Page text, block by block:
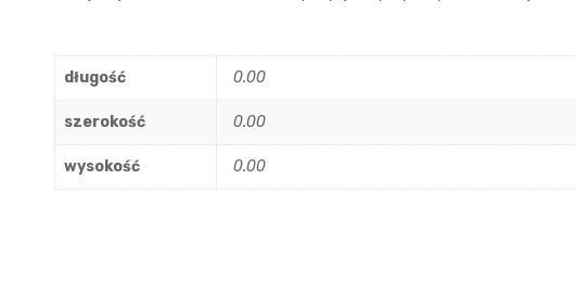
długość 0.00
szerokość 0.00
wysokość 0.00